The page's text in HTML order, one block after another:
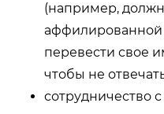
(например,
перевести свое
чтобы не
сотрудничество